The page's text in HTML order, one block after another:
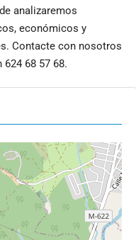
analizaremos
económicos y
Contacte con nosotros
68 57 68.